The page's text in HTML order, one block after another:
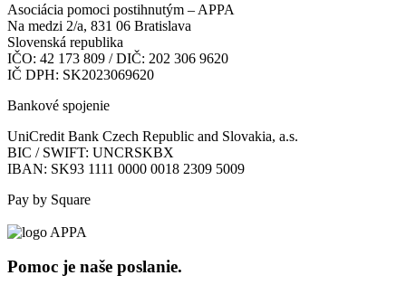
Asociácia pomoci postihnutým – APPA
Na medzi 2/a, 831 06 Bratislava
Slovenská republika
IČO: 42 173 809 / DIČ: 202 306 9620
IČ DPH: SK2023069620
Bankové spojenie
UniCredit Bank Czech Republic and Slovakia, a.s.
BIC / SWIFT: UNCRSKBX
IBAN: SK93 1111 0000 0018 2309 5009
Pay by Square
Pomoc je naše poslanie.